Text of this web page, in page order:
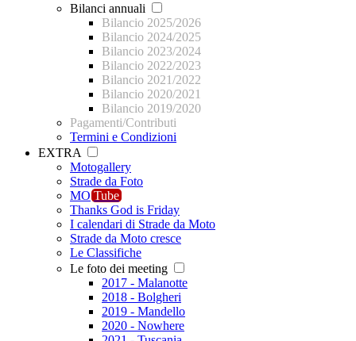
Bilanci annuali
Bilancio 2025/2026
Bilancio 2024/2025
Bilancio 2023/2024
Bilancio 2022/2023
Bilancio 2021/2022
Bilancio 2020/2021
Bilancio 2019/2020
Pagamenti/Contributi
Termini e Condizioni
EXTRA
Motogallery
Strade da Foto
MO Tube
Thanks God is Friday
I calendari di Strade da Moto
Strade da Moto cresce
Le Classifiche
Le foto dei meeting
2017 - Malanotte
2018 - Bolgheri
2019 - Mandello
2020 - Nowhere